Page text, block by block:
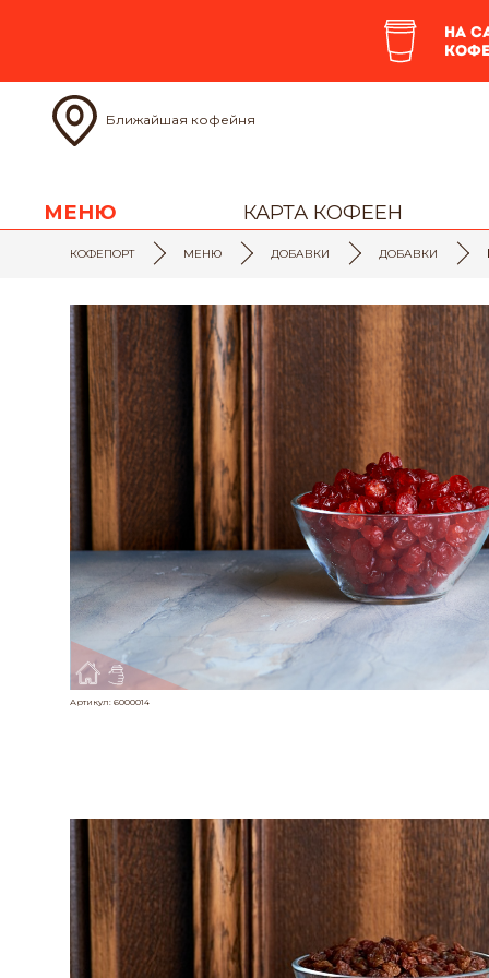
На
Ближайшая кофейня
МЕНЮ КАРТА КОФЕЕН
КОФЕПОРТ МЕНЮ ДОБАВКИ ДОБАВКИ
Артикул: 6000014